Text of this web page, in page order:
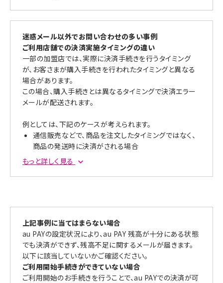
迷惑メール以外でお問い合わせの多い事例
ご利用店舗での決済実施タイミングの違い
一部の加盟店では、実際に決済手続きを行うタイミング
が、お客さまが購入手続きを行われたタイミングと異なる
場合があります。
この場合、購入手続きとは異なるタイミングで決済エラー
メールが配送されます。
例としては、下記のケースが考えられます。
通信販売などで、商品を注文したタイミングではなく、
商品の発送時に決済がされる場合
オンラインでネットワーク接続なしの加盟店で決済する
場合（個人タクシー、セルフガソリンスタンドなど）
加盟店によるカード有効性確認のための引き落とし
引き落としされた金額は、一定時間経過後に返金されます
のでしばらくお待ちください。
※加盟店の都合により、返金までの時間は異なります。
カードの有効性確認を行う主なサービスは以下の通りで
もっと詳しく見る
上記事例に当てはまらない場合
au PAYの設定状況により、au PAY 残高が十分にある状態
でも決済ができず、残高不足に関するメールが届きます。
以下に該当していないかご確認ください。
ご利用開始手続きができていない場合
ご利用開始のお手続きを行うことで、au PAYでの決済が可